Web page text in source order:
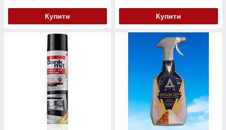
Купити Купити